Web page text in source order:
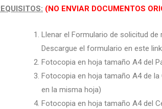
(NO ENVIAR DOCUMENTOS
Llenar el Formulario de solicitud de
Descargue el formulario en este
Fotocopia en hoja tamaño A4 del
Fotocopia en hoja tamaño A4 de
en la misma hoja)
Fotocopia en hoja tamaño A4 del